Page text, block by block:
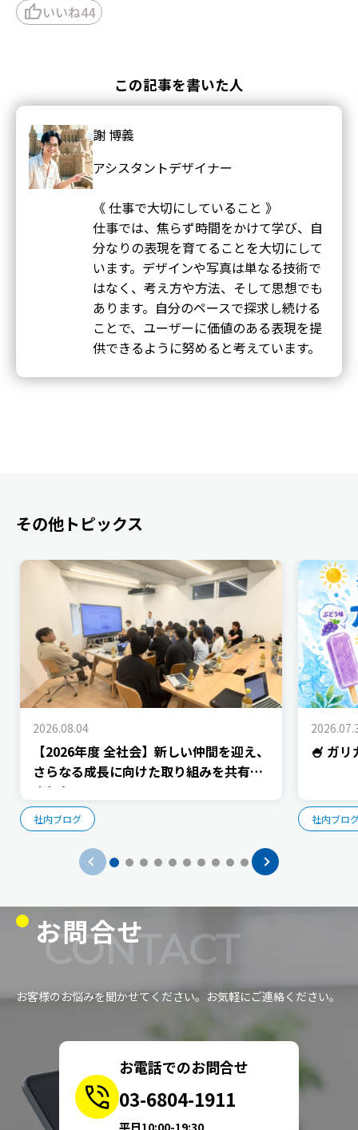
thumb_upいいね44
この記事を書いた人
謝 博義
アシスタントデザイナー
《 仕事で大切にしていること 》
仕事では、焦らず時間をかけて学び、自
分なりの表現を育てることを大切にして
います。デザインや写真は単なる技術で
はなく、考え方や方法、そして思想でも
あります。自分のペースで探求し続ける
ことで、ユーザーに価値のある表現を提
供できるように努めると考えています。
その他トピックス
2026.08.04
【2026年度 全社会】新しい仲間を迎え、
さらなる成長に向けた取り組みを共有し
ました
社内ブログ
🍧 ガ
社内ブロ
お問合せ
CONTACT
お客様のお悩みを聞かせてください。お気軽にご連絡ください。
お電話でのお問合せ
03-6804-1911
平日10:00-19:30